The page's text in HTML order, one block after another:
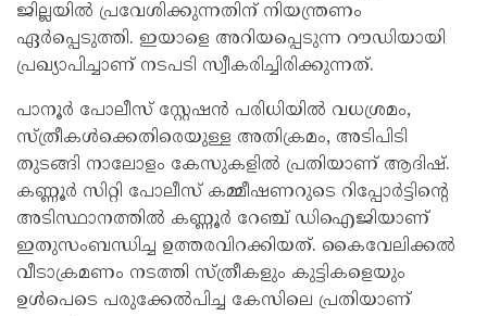
ജില്ലയിൽ പ്രവേശിക്കുന്നതിന് നിയന്ത്രണം
ഏർപ്പെടുത്തി. ഇയാളെ അറിയപ്പെടുന്ന റൗഡിയായി
പ്രഖ്യാപിച്ചാണ് നടപടി സ്വീകരിച്ചിരിക്കുന്നത്.
പാനൂർ പോലീസ് സ്റ്റേഷൻ പരിധിയിൽ വധശ്രമം,
സ്ത്രീകൾക്കെതിരെയുള്ള അതിക്രമം, അടിപിടി
തുടങ്ങി നാലോളം കേസുകളിൽ പ്രതിയാണ് ആദിഷ്.
കണ്ണൂർ സിറ്റി പോലീസ് കമ്മീഷണറുടെ റിപ്പോർട്ടിന്റെ
അടിസ്ഥാനത്തിൽ കണ്ണൂർ റേഞ്ച് ഡിഐജിയാണ്
ഇതുസംബന്ധിച്ച ഉത്തരവിറക്കിയത്. കൈവേലിക്കൽ
വീടാക്രമണം നടത്തി സ്ത്രീകളും കുട്ടികളെയും
ഉൾപെടെ പരുക്കേൽപിച്ച കേസിലെ പ്രതിയാണ്